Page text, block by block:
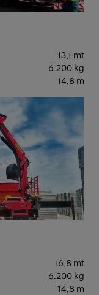
13,1 mt
6.200 kg
14,8 m
16,8 mt
6.200 kg
14,8 m